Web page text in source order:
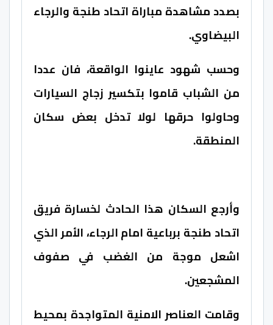
بصدد مشاهدة مباراة اتحاد طنجة والرجاء
البيضاوي.
وحسب شهود عاينوا الواقعة، فان عددا
من الشباب قاموا بتكسير زجاج السيارات
وحاولوا حرقها لولا تدخل بعض سكان
المنطقة.
وأرجع السكان هذا الحادث لخسارة فريق
اتحاد طنجة برباعية امام الرجاء، الأمر الذي
اشعل موجة من الغضب في صفوف
المشجعين.
وقامت العناصر الامنية المتواجدة بمحيط